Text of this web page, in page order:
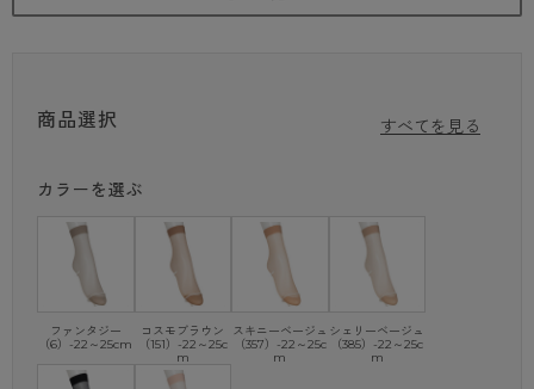
商品選択 すべてを見る
カラーを選ぶ
ファンタジー
（6）-22～25cm
コスモブラウン
（151）-22～25c
m
スキニーベージュ
（357）-22～25c
m
シェリーベージュ
（385）-22～25c
m